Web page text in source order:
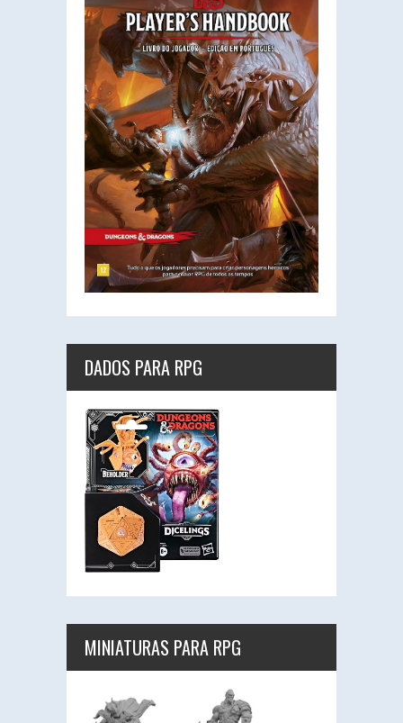
DADOS PARA RPG
MINIATURAS PARA RPG